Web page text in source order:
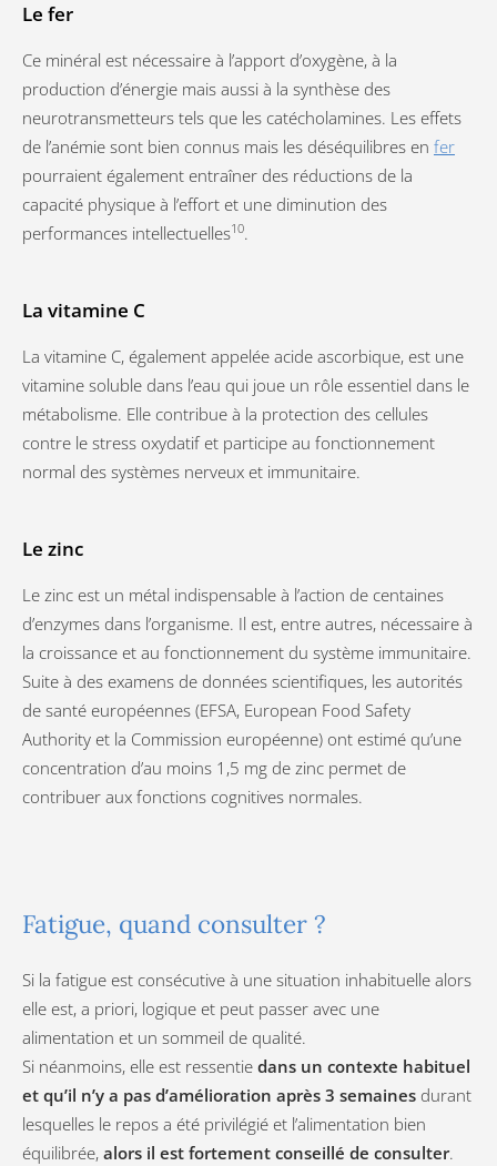
Le fer
Ce minéral est nécessaire à l’apport d’oxygène, à la
production d’énergie mais aussi à la synthèse des
neurotransmetteurs tels que les catécholamines. Les effets
de l’anémie sont bien connus mais les déséquilibres en fer
pourraient également entraîner des réductions de la
capacité physique à l’effort et une diminution des
performances intellectuelles10.
La vitamine C
La vitamine C, également appelée acide ascorbique, est une
vitamine soluble dans l’eau qui joue un rôle essentiel dans le
métabolisme. Elle contribue à la protection des cellules
contre le stress oxydatif et participe au fonctionnement
normal des systèmes nerveux et immunitaire.
Le zinc
Le zinc est un métal indispensable à l’action de centaines
d’enzymes dans l’organisme. Il est, entre autres, nécessaire à
la croissance et au fonctionnement du système immunitaire.
Suite à des examens de données scientifiques, les autorités
de santé européennes (EFSA, European Food Safety
Authority et la Commission européenne) ont estimé qu’une
concentration d’au moins 1,5 mg de zinc permet de
contribuer aux fonctions cognitives normales.
Fatigue, quand consulter ?
Si la fatigue est consécutive à une situation inhabituelle alors
elle est, a priori, logique et peut passer avec une
alimentation et un sommeil de qualité.
Si néanmoins, elle est ressentie dans un contexte habituel
et qu’il n’y a pas d’amélioration après 3 semaines durant
lesquelles le repos a été privilégié et l’alimentation bien
équilibrée, alors il est fortement conseillé de consulter.